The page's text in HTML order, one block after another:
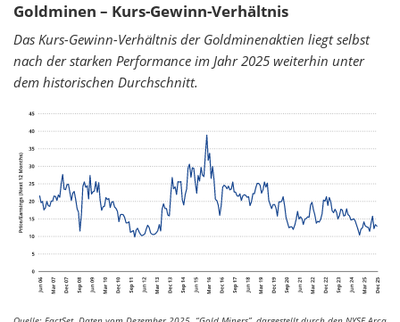
Goldminen – Kurs-Gewinn-Verhältnis
Das Kurs-Gewinn-Verhältnis der Goldminenaktien liegt selbst
nach der starken Performance im Jahr 2025 weiterhin unter
dem historischen Durchschnitt.